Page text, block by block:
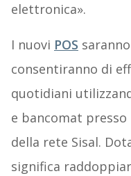
elettronica».
I nuovi POS
consentiranno di
quotidiani
e bancomat
della rete Sisal.
significa